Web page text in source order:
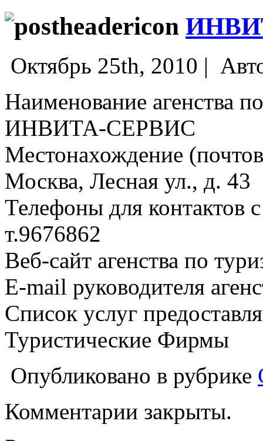
Октябрь 25th, 2010 |
Наименование агенства
ИНВИТА-СЕРВИС
Местонахождение
Москва, Лесная ул., д. 43
Телефоны для контактов
т.9676862
Веб-сайт агенства по
E-mail руководителя
Список услуг
Туристические Фирмы
Опубликовано в рубрике
Комментарии закрыты.